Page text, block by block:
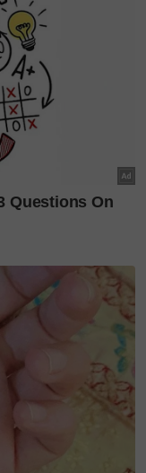
selepas
pendarahan
serius jika
dan